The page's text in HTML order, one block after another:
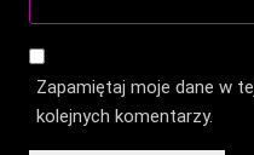
Zapamiętaj moje dane w
kolejnych komentarzy.